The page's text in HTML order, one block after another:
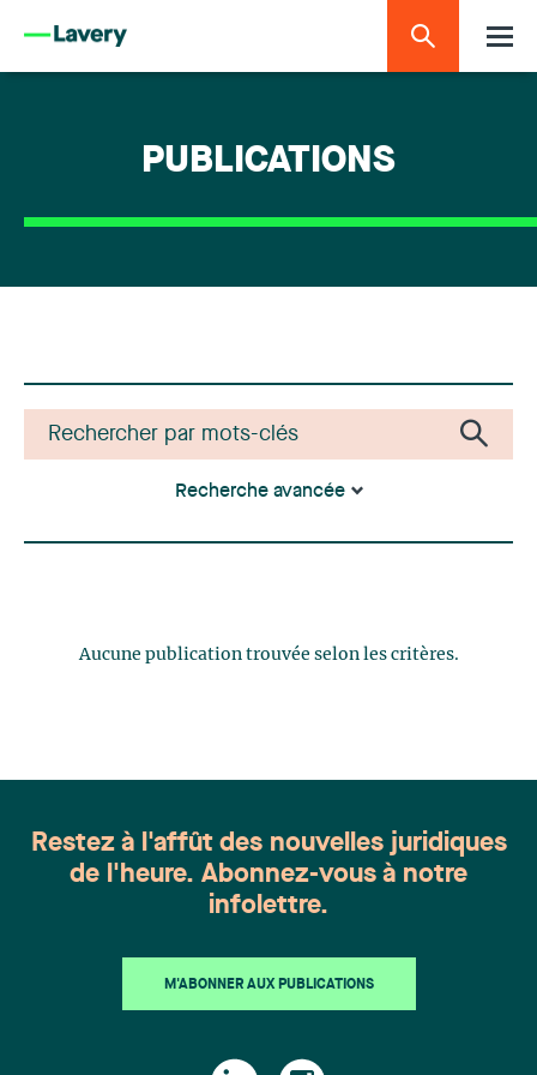
PUBLICATIONS
Recherche avancée
Aucune publication trouvée selon les critères.
Restez à l'affût des nouvelles juridiques
de l'heure. Abonnez-vous à notre
infolettre.
M'ABONNER AUX PUBLICATIONS